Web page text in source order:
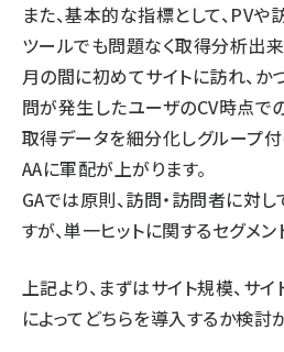
また、基本的な指標として、PVや
ツールでも問題なく取得分析出来
月の間に初めてサイトに訪れ、
問が発生したユーザのCV時点で
取得データを細分化しグループ付
AAに軍配が上がります。
GAでは原則、訪問・訪問者に対
すが、単一ヒットに関するセグメ
上記より、まずはサイト規模、サ
によってどちらを導入するか検討